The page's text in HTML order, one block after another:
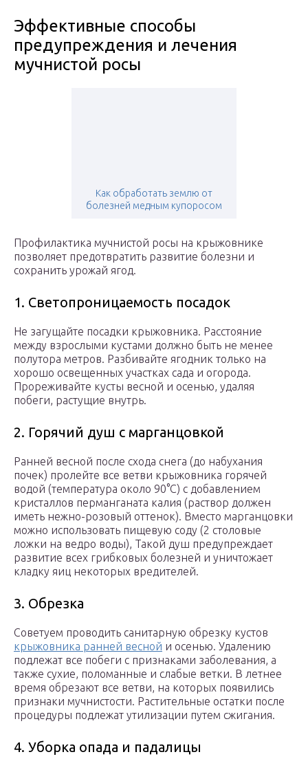
Эффективные способы
предупреждения и лечения
мучнистой росы
Как обработать землю от
болезней медным купоросом
Профилактика мучнистой росы на крыжовнике
позволяет предотвратить развитие болезни и
сохранить урожай ягод.
1. Светопроницаемость посадок
Не загущайте посадки крыжовника. Расстояние
между взрослыми кустами должно быть не менее
полутора метров. Разбивайте ягодник только на
хорошо освещенных участках сада и огорода.
Прореживайте кусты весной и осенью, удаляя
побеги, растущие внутрь.
2. Горячий душ с марганцовкой
Ранней весной после схода снега (до набухания
почек) пролейте все ветви крыжовника горячей
водой (температура около 90°C) с добавлением
кристаллов перманганата калия (раствор должен
иметь нежно-розовый оттенок). Вместо марганцовки
можно использовать пищевую соду (2 столовые
ложки на ведро воды), Такой душ предупреждает
развитие всех грибковых болезней и уничтожает
кладку яиц некоторых вредителей.
3. Обрезка
Советуем проводить санитарную обрезку кустов
крыжовника ранней весной и осенью. Удалению
подлежат все побеги с признаками заболевания, а
также сухие, поломанные и слабые ветки. В летнее
время обрезают все ветви, на которых появились
признаки мучнистости. Растительные остатки после
процедуры подлежат утилизации путем сжигания.
4. Уборка опада и падалицы